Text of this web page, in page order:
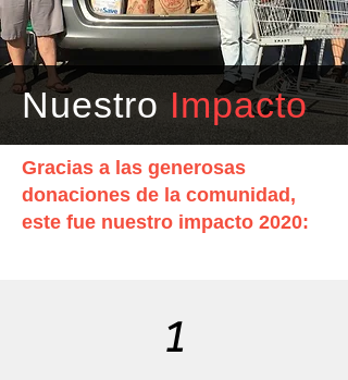
Nuestro Impacto
Gracias a las generosas
donaciones de la comunidad,
este fue nuestro impacto 2020:
1